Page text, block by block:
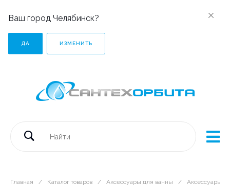
Ваш город Челябинск?
ДА ИЗМЕНИТЬ
Главная / Каталог товаров / Аксессуары для ванны / Аксессуары